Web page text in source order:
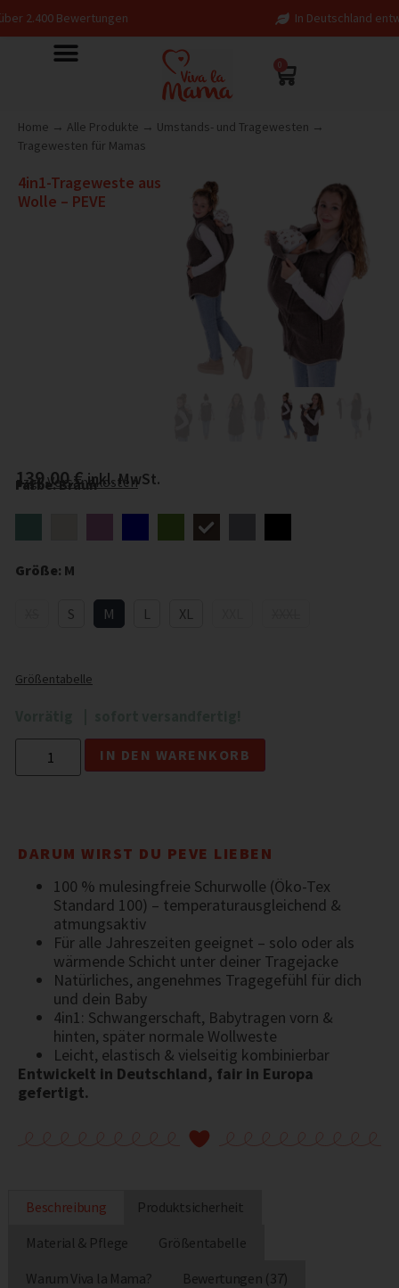
In Deutschland entworfen – fair in
0
Home → Alle Produkte → Umstands- und Tragewesten →
Tragewesten für Mamas
4in1-Trageweste aus
Wolle – PEVE
139,00€inkl. MwSt.
zzgl.Versandkosten
Größe: M
S M L XL
Größentabelle
Farbe:Braun
IN DEN WARENKORB
DARUM WIRST DU PEVE LIEBEN
100 % mulesingfreie Schurwolle (Öko-Tex
Standard 100) – temperaturausgleichend &
atmungsaktiv
Für alle Jahreszeiten geeignet – solo oder als
wärmende Schicht unter deiner Tragejacke
Natürliches, angenehmes Tragegefühl für dich
und dein Baby
4in1: Schwangerschaft, Babytragen vorn &
hinten, später normale Wollweste
Leicht, elastisch & vielseitig kombinierbar
Entwickelt in Deutschland, fair in Europa
gefertigt.
Beschreibung
Produktsicherheit
Material & Pflege
Größentabelle
Warum Viva la Mama?
Bewertungen (37)